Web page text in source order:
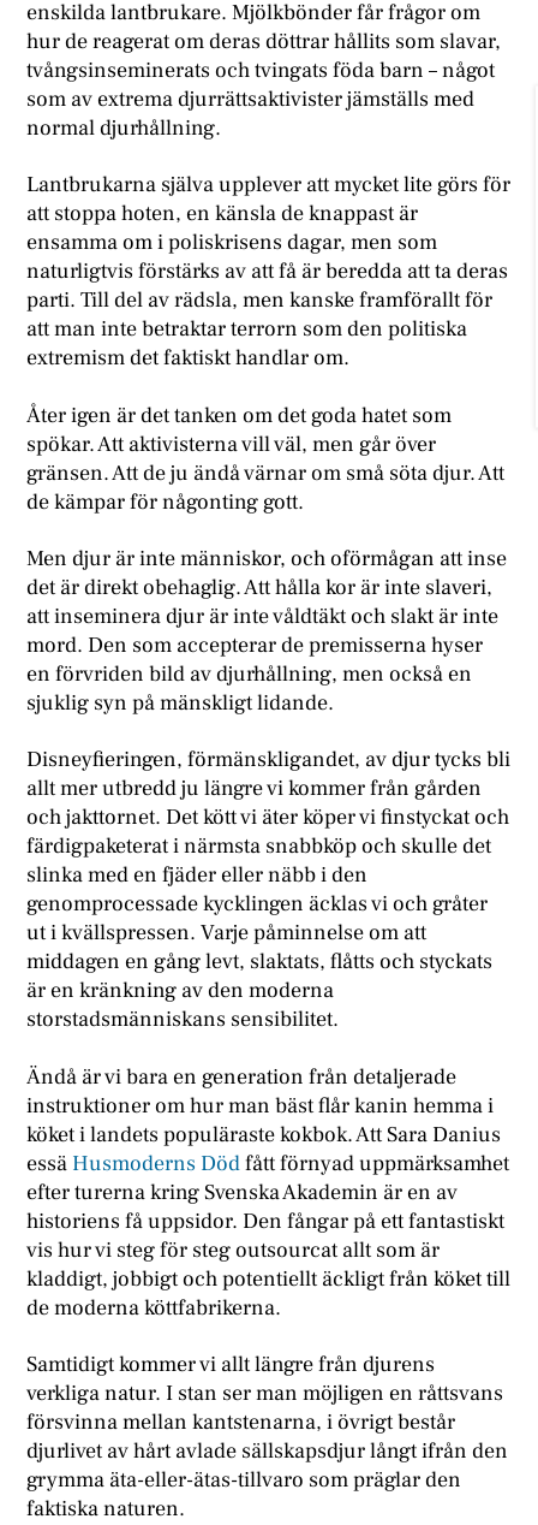
enskilda lantbrukare. Mjölkbönder får frågor om
hur de reagerat om deras döttrar hållits som slavar,
tvångsinseminerats och tvingats föda barn – något
som av extrema djurrättsaktivister jämställs med
normal djurhållning.
Lantbrukarna själva upplever att mycket lite görs för
att stoppa hoten, en känsla de knappast är
ensamma om i poliskrisens dagar, men som
naturligtvis förstärks av att få är beredda att ta deras
parti. Till del av rädsla, men kanske framförallt för
att man inte betraktar terrorn som den politiska
extremism det faktiskt handlar om.
Åter igen är det tanken om det goda hatet som
spökar. Att aktivisterna vill väl, men går över
gränsen. Att de ju ändå värnar om små söta djur. Att
de kämpar för någonting gott.
Men djur är inte människor, och oförmågan att inse
det är direkt obehaglig. Att hålla kor är inte slaveri,
att inseminera djur är inte våldtäkt och slakt är inte
mord. Den som accepterar de premisserna hyser
en förvriden bild av djurhållning, men också en
sjuklig syn på mänskligt lidande.
Disneyfieringen, förmänskligandet, av djur tycks bli
allt mer utbredd ju längre vi kommer från gården
och jakttornet. Det kött vi äter köper vi finstyckat och
färdigpaketerat i närmsta snabbköp och skulle det
slinka med en fjäder eller näbb i den
genomprocessade kycklingen äcklas vi och gråter
ut i kvällspressen. Varje påminnelse om att
middagen en gång levt, slaktats, flåtts och styckats
är en kränkning av den moderna
storstadsmänniskans sensibilitet.
Ändå är vi bara en generation från detaljerade
instruktioner om hur man bäst flår kanin hemma i
köket i landets populäraste kokbok. Att Sara Danius
essä Husmoderns Dödfått förnyad uppmärksamhet
efter turerna kring Svenska Akademin är en av
historiens få uppsidor. Den fångar på ett fantastiskt
vis hur vi steg för steg outsourcat allt som är
kladdigt, jobbigt och potentiellt äckligt från köket till
de moderna köttfabrikerna.
Samtidigt kommer vi allt längre från djurens
verkliga natur. I stan ser man möjligen en råttsvans
försvinna mellan kantstenarna, i övrigt består
djurlivet av hårt avlade sällskapsdjur långt ifrån den
grymma äta-eller-ätas-tillvaro som präglar den
faktiska naturen.